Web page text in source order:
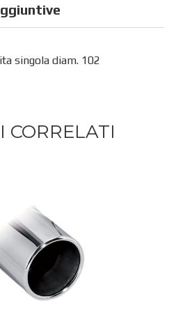
singola diam. 102
CORRELATI